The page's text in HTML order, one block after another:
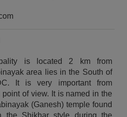
is located 2 km from
area lies in the South of
It is very important from
of view. It is named in the
(Ganesh) temple found
Shikhar style during the